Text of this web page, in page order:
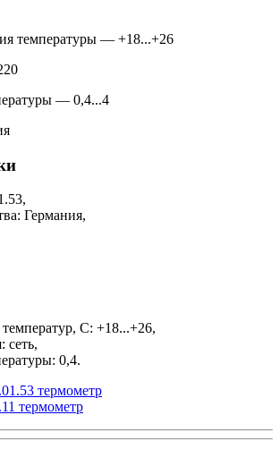
температуры — +18...+26
— 0,4...4
Германия,
С: +18...+26,
сеть,
0,4.
термометр
термометр